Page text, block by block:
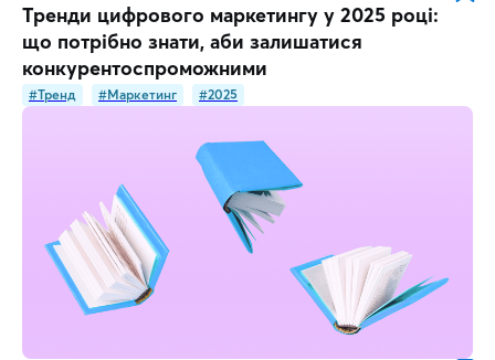
Тренди цифрового маркетингу у 2025 році:
що потрібно знати, аби залишатися
конкурентоспроможними
#Тренд #Маркетинг #2025